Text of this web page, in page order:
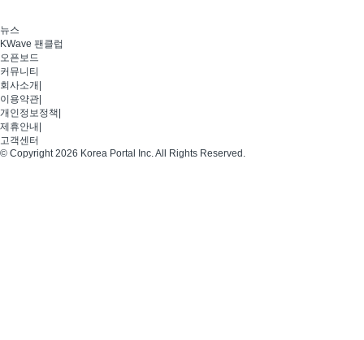
뉴스
KWave 팬클럽
오픈보드
커뮤니티
회사소개
이용약관
개인정보정책
제휴안내
고객센터
© Copyright 2026 Korea Portal Inc. All Rights Reserved.